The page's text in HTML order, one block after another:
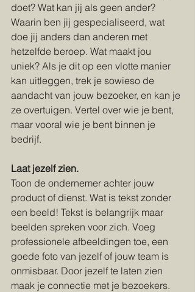
doet? Wat kan jij als geen ander?
Waarin ben jij gespecialiseerd, wat
doe jij anders dan anderen met
hetzelfde beroep. Wat maakt jou
uniek? Als je dit op een vlotte manier
kan uitleggen, trek je sowieso de
aandacht van jouw bezoeker, en kan je
ze overtuigen. Vertel over wie je bent,
maar vooral wie je bent binnen je
bedrijf.
Laat jezelf zien.
Toon de ondernemer achter jouw
product of dienst. Wat is tekst zonder
een beeld! Tekst is belangrijk maar
beelden spreken voor zich. Voeg
professionele afbeeldingen toe, een
goede foto van jezelf of jouw team is
onmisbaar. Door jezelf te laten zien
maak je connectie met je bezoekers.